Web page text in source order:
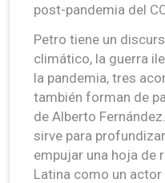
post-pandemia del
Petro tiene un
climático, la guerra
la pandemia, tres
también forman de
de Alberto
sirve para
empujar una hoja de
Latina como un